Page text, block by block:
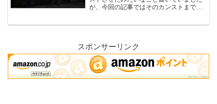
が、今回の記事ではそのカンストまでの
スポンサーリンク